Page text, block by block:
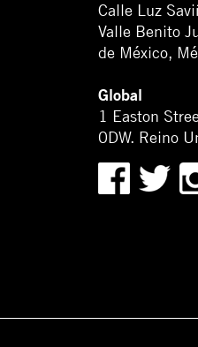
Calle Luz
Valle Benito
de México,
Global
1 Easton
0DW. Reino